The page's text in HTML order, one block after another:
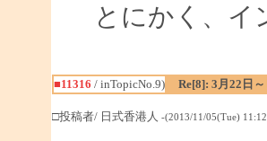
とにかく、イ
■11316 / inTopicNo.9) Re[8]: 3月22日
□投稿者/ 日式香港人 -(2013/11/05(Tue)